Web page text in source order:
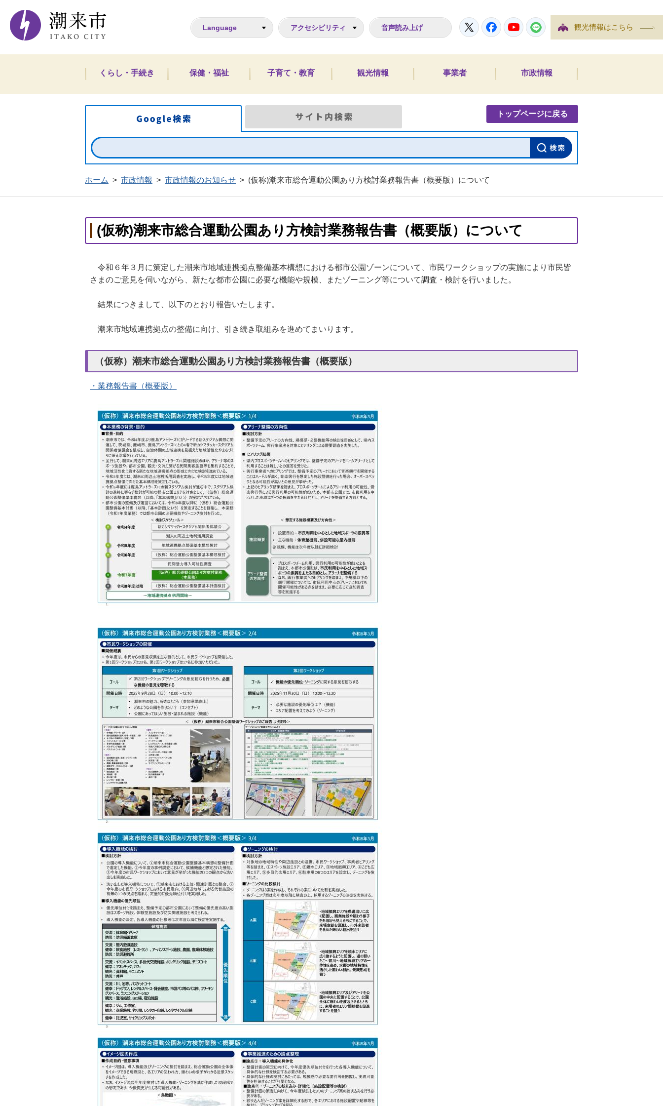
潮来市ホームページ
Language アクセシビリティ 音声読み上げ TwitterFacebookYouTubeLINE 観光情報はこちら
くらし・手続き 保健・福祉 子育て・教育 観光情報 事業者 市政情報
Google検索 トップページに戻る
ホーム > 市政情報 > 市政情報のお知らせ > (仮称)潮来市総合運動公園あり方検討業務報告書（概要版）について
(仮称)潮来市総合運動公園あり方検討業務報告書（概要版）について
令和６年３月に策定した潮来市地域連携拠点整備基本構想における都市公園ゾーンについて、市民ワークショップの実施により市民皆
さまのご意見を伺いながら、新たな都市公園に必要な機能や規模、またゾーニング等について調査・検討を行いました。
結果につきまして、以下のとおり報告いたします。
潮来市地域連携拠点の整備に向け、引き続き取組みを進めてまいります。
（仮称）潮来市総合運動公園あり方検討業務報告書（概要版）
・業務報告書（概要版）